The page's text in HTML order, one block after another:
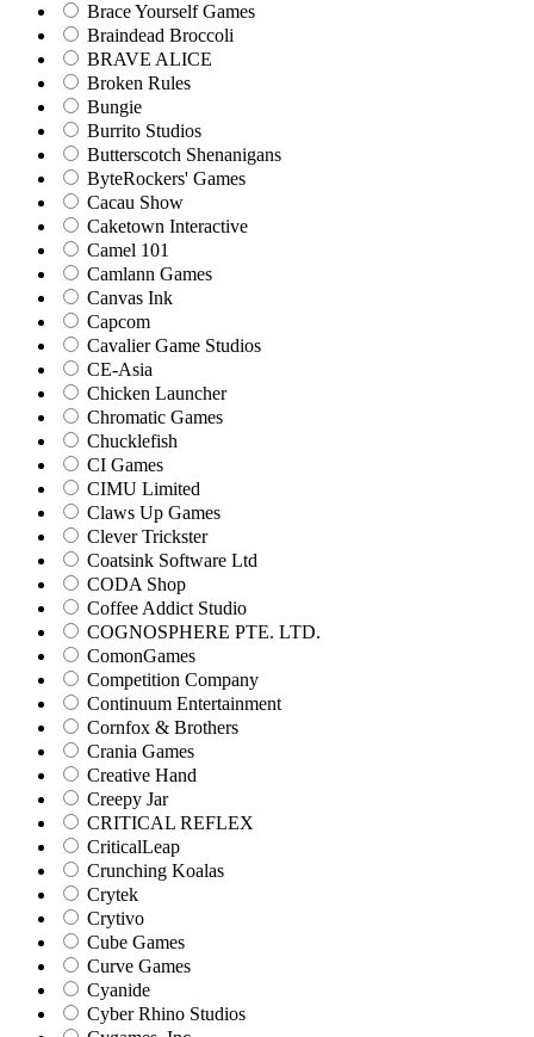
Brace Yourself Games
Braindead Broccoli
BRAVE ALICE
Broken Rules
Bungie
Burrito Studios
Butterscotch Shenanigans
ByteRockers' Games
Cacau Show
Caketown Interactive
Camel 101
Camlann Games
Canvas Ink
Capcom
Cavalier Game Studios
CE-Asia
Chicken Launcher
Chromatic Games
Chucklefish
CI Games
CIMU Limited
Claws Up Games
Clever Trickster
Coatsink Software Ltd
CODA Shop
Coffee Addict Studio
COGNOSPHERE PTE. LTD.
ComonGames
Competition Company
Continuum Entertainment
Cornfox & Brothers
Crania Games
Creative Hand
Creepy Jar
CRITICAL REFLEX
CriticalLeap
Crunching Koalas
Crytek
Crytivo
Cube Games
Curve Games
Cyanide
Cyber Rhino Studios